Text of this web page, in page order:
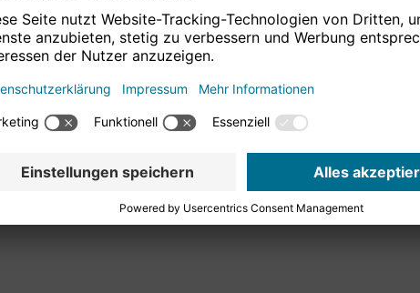
elf Europäischen Metropolregionen in Deutschland auch auf
ein. Im Nachklang zum Wettbewerb „Regionen der Zukunft“
gründete sich der
Initiativkreis dient den Metropolregionen als strategische
Zusammenarbeit aufzuzeigen und für sie zu